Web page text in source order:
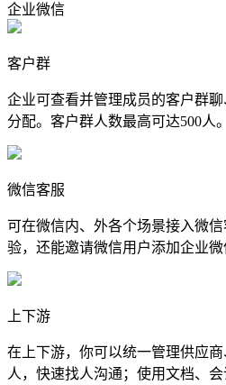
企业微信
客户群
企业可查看并管理成员的客户群
分配。客户群人数最高可达500人。
微信客服
可在微信内、外各个场景接入微
验，还能邀请微信用户添加企业微
上下游
在上下游，你可以统一管理供应
人，快速找人沟通；使用文档、